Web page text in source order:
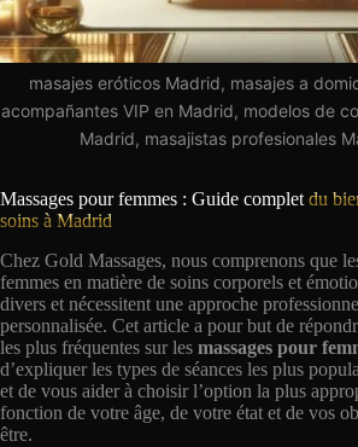
masajes eróticos Madrid, masajes a
acompañantes VIP en Madrid, modelos de
Madrid, masajistas profesionales
Massages pour femmes : Guide completdu
soins à Madrid
Chez Gold Massages, nous comprenons que
femmes en matière de soins corporels et
divers et nécessitent une approche
personnalisée. Cet article a pour but de
les plus fréquentes sur les massages pour
d’expliquer les types de séances les plus
et de vous aider à choisir l’option la plus
fonction de votre âge, de votre état et de vos
être.